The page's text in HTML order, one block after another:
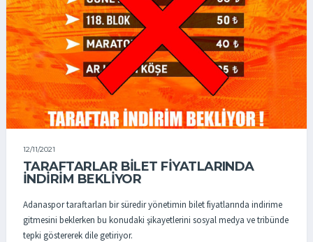
12/11/2021
TARAFTARLAR BİLET FİYATLARINDA
İNDİRİM BEKLİYOR
Adanaspor taraftarları bir süredir yönetimin bilet fiyatlarında indirime
gitmesini beklerken bu konudaki şikayetlerini sosyal medya ve tribünde
tepki göstererek dile getiriyor.